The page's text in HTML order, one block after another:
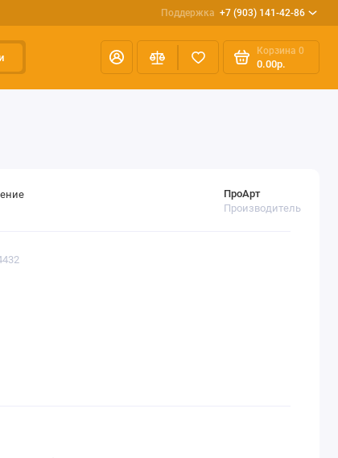
Поддержка +7 (903) 141-42-86
Корзина 0
0.00р.
ПроАрт
Производитель